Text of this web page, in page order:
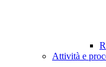
Attività e